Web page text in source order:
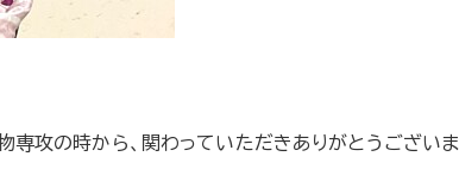
専攻の時から、関わっていただきありがとうございま